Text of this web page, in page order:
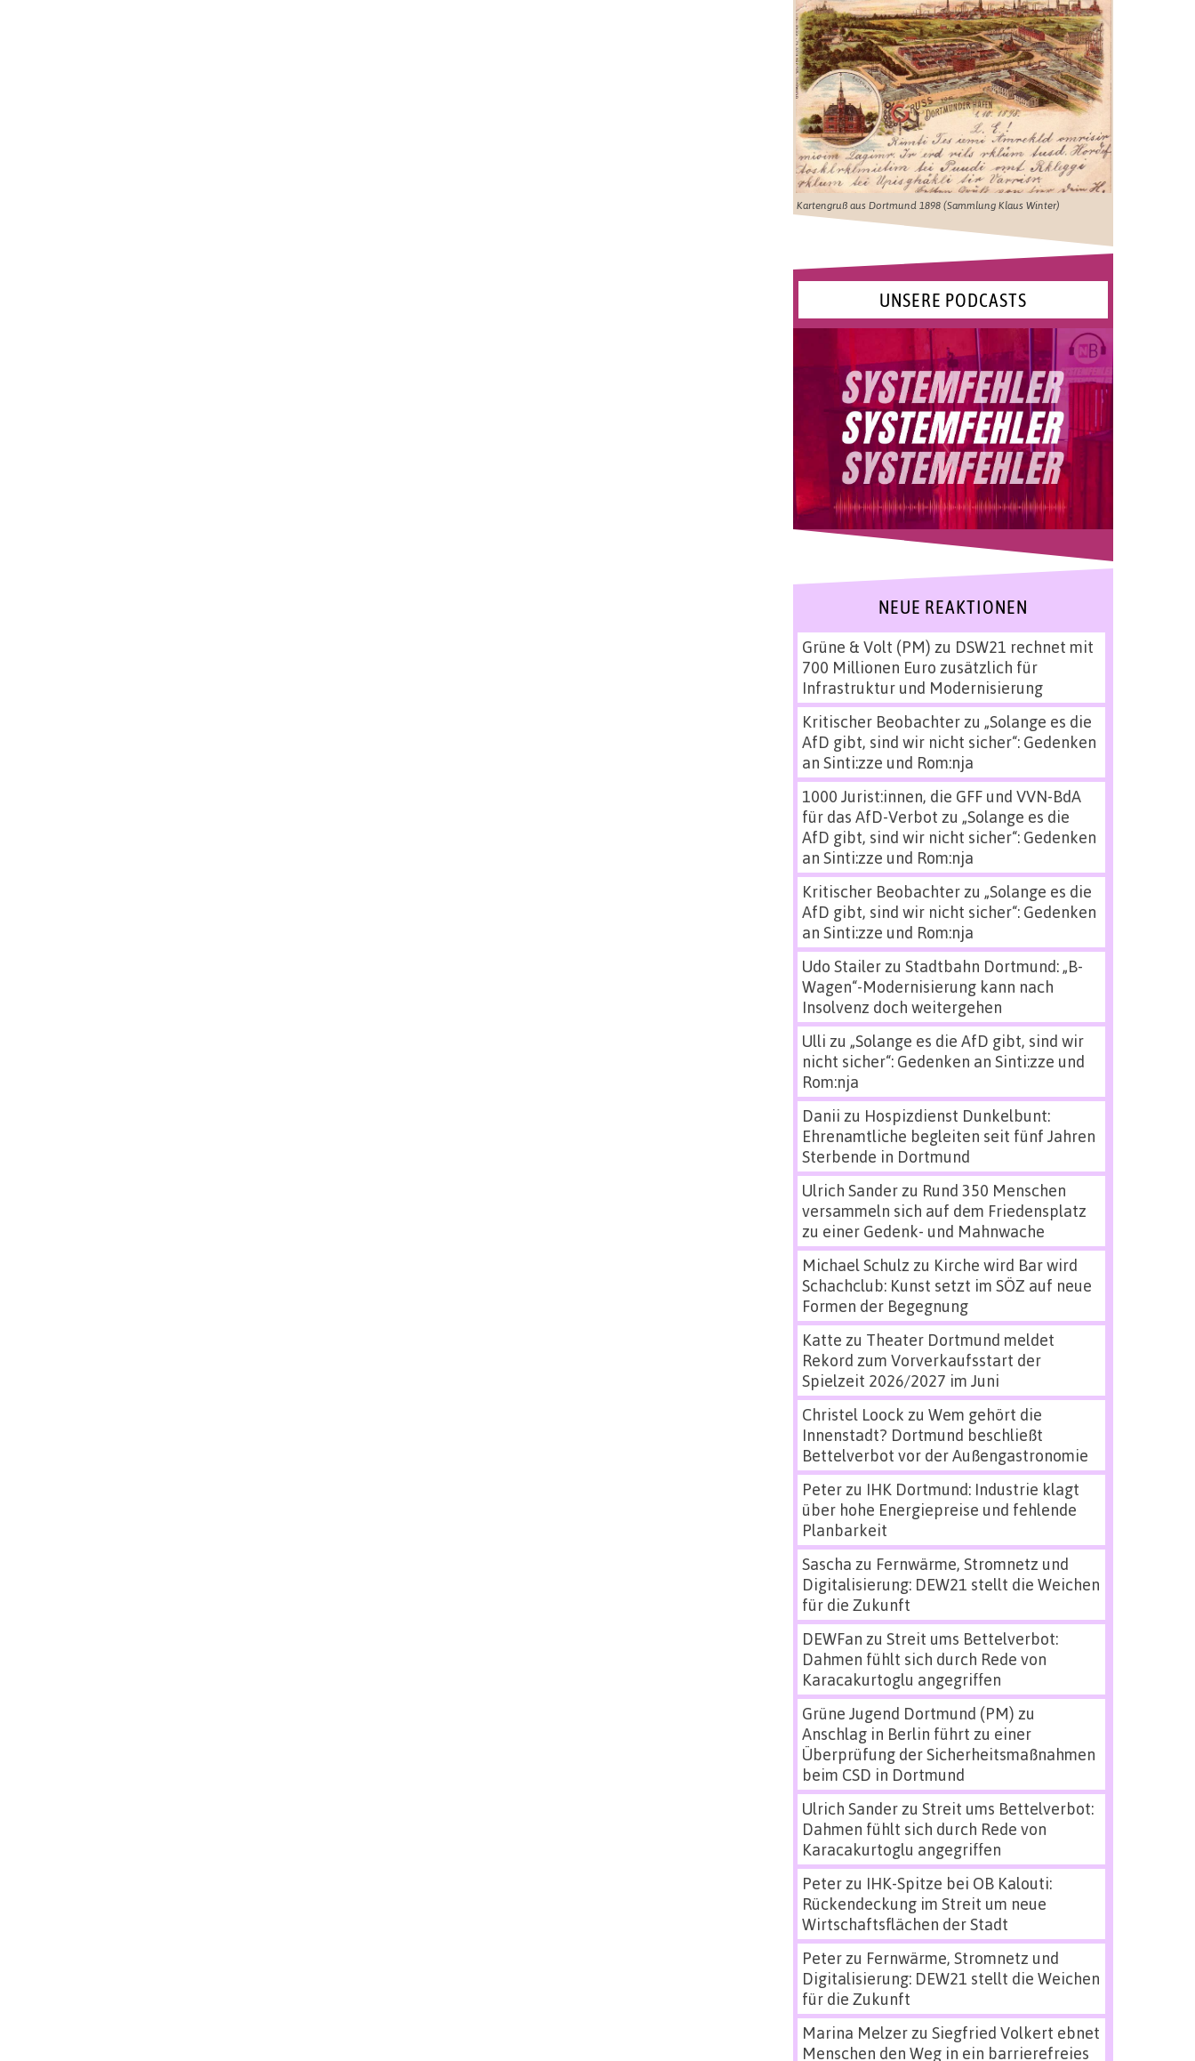
Kartengruß aus Dortmund 1898 (Sammlung Klaus Winter)
UNSERE PODCASTS
NEUE REAKTIONEN
Grüne & Volt (PM) zu DSW21 rechnet mit
700 Millionen Euro zusätzlich für
Infrastruktur und Modernisierung
Kritischer Beobachterzu „Solange es die
AfD gibt, sind wir nicht sicher“: Gedenken
an Sinti:zze und Rom:nja
1000 Jurist:innen, die GFF und VVN-BdA
für das AfD-Verbot zu „Solange es die
AfD gibt, sind wir nicht sicher“: Gedenken
an Sinti:zze und Rom:nja
Kritischer Beobachterzu „Solange es die
AfD gibt, sind wir nicht sicher“: Gedenken
an Sinti:zze und Rom:nja
Udo Stailerzu Stadtbahn Dortmund: „B-
Wagen“-Modernisierung kann nach
Insolvenz doch weitergehen
Ulli zu „Solange es die AfD gibt, sind wir
nicht sicher“: Gedenken an Sinti:zze und
Rom:nja
Danii zu Hospizdienst Dunkelbunt:
Ehrenamtliche begleiten seit fünf Jahren
Sterbende in Dortmund
Ulrich Sanderzu Rund 350 Menschen
versammeln sich auf dem Friedensplatz
zu einer Gedenk- und Mahnwache
Michael Schulz zu Kirche wird Bar wird
Schachclub: Kunst setzt im SÖZ auf neue
Formen der Begegnung
Katte zu Theater Dortmund meldet
Rekord zum Vorverkaufsstart der
Spielzeit 2026/2027 im Juni
Christel Loock zu Wem gehört die
Innenstadt? Dortmund beschließt
Bettelverbot vor der Außengastronomie
Peterzu IHK Dortmund: Industrie klagt
über hohe Energiepreise und fehlende
Planbarkeit
Sascha zu Fernwärme, Stromnetz und
Digitalisierung: DEW21 stellt die Weichen
für die Zukunft
DEWFan zu Streit ums Bettelverbot:
Dahmen fühlt sich durch Rede von
Karacakurtoglu angegriffen
Grüne Jugend Dortmund (PM) zu
Anschlag in Berlin führt zu einer
Überprüfung der Sicherheitsmaßnahmen
beim CSD in Dortmund
Ulrich Sanderzu Streit ums Bettelverbot:
Dahmen fühlt sich durch Rede von
Karacakurtoglu angegriffen
Peterzu IHK-Spitze bei OB Kalouti:
Rückendeckung im Streit um neue
Wirtschaftsflächen der Stadt
Peterzu Fernwärme, Stromnetz und
Digitalisierung: DEW21 stellt die Weichen
für die Zukunft
Marina Melzerzu Siegfried Volkert ebnet
Menschen den Weg in ein barrierefreies